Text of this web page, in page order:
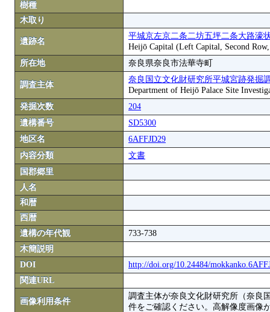
樹種
木取り
遺跡名
平城京左京二条二坊五坪二条大路濠
Heijō Capital (Left Capital, Second
所在地
奈良県奈良市法華寺町
調査主体
奈良国立文化財研究所平城宮跡発掘
Department of Heijō Palace Site
発掘次数
204
遺構番号
SD5300
地区名
6AFFJD29
内容分類
文書
国郡郷里
人名
和暦
西暦
遺構の年代観
733-738
木簡説明
DOI
http://doi.org/10.24484/
関連URL
画像利用条件
調査主体が奈良文化財研究所（奈良
件をご確認ください。高解像度画像